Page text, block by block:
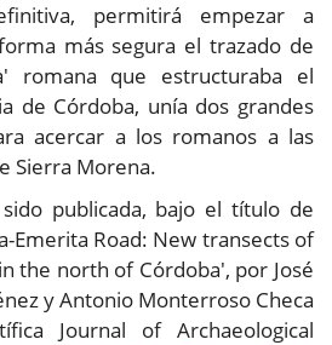
permitirá empezar a
más segura el trazado de
romana que estructuraba el
de Córdoba, unía dos grandes
acercar a los romanos a las
Sierra Morena.
publicada, bajo el título de
Emerita Road: New transects of
the north of Córdoba', por José
y Antonio Monterroso Checa
Journal of Archaeological